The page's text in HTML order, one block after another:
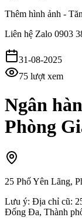
Thêm hình ảnh -
Liên hệ Zalo 0903
31-08-2025
75 lượt xem
Ngân
Phòng
25 Phố Yên Lãng,
Lưu ý: Địa chỉ cũ:
Đống Đa, Thành